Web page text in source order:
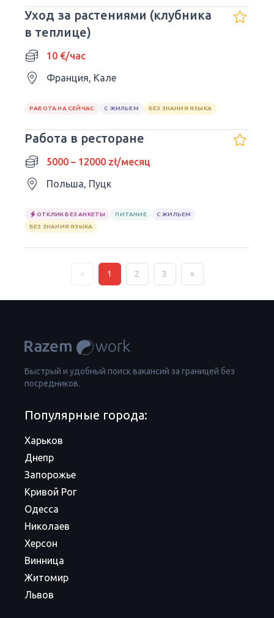
Уход за растениями (клубника
в теплице)
10 €/час
Франция, Кале
РАБОТА НА СЕЙЧАС С ЖИЛЬЕМ БЕЗ ЗНАНИЯ ЯЗЫКА
Работа в ресторане
5000 – 12000 zł/месяц
Польша, Пуцк
ОТКЛИК БЕЗ АНКЕТЫ ПИТАНИЕ
С ЖИЛЬЕМ
БЕЗ ЗНАНИЯ ЯЗЫКА
« 1 2 3 »
Быстрый и удобный поиск вакансий за границей без
посредников.
Популярные города:
Харьков
Днепр
Запорожье
Кривой Рог
Одесса
Николаев
Херсон
Винница
Житомир
Львов